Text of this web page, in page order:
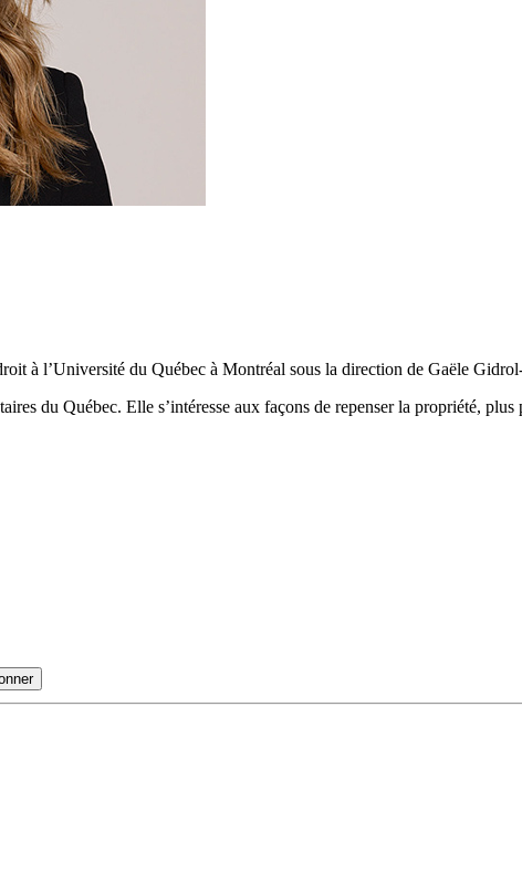
à l’Université du Québec à Montréal sous la direction de Gaële
du Québec. Elle s’intéresse aux façons de repenser la propriété,